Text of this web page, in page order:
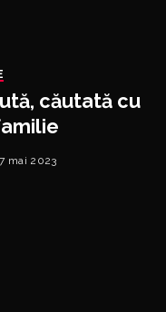
căutată cu
mai 2023